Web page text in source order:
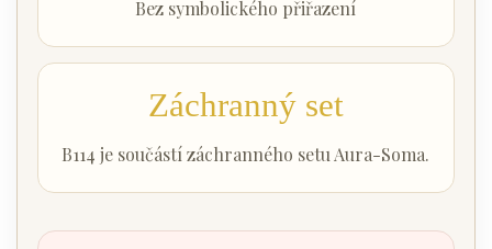
Bez symbolického přiřazení
Záchranný set
B114 je součástí záchranného setu Aura-Soma.